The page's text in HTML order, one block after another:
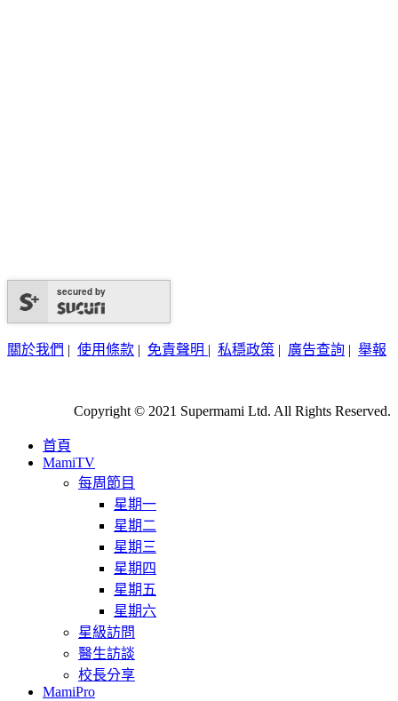
secured by
關於我們 | 使用條款 | 免責聲明 | 私穩政策 | 廣告查詢 | 舉報
Copyright © 2021 Supermami Ltd. All Rights Reserved.
首頁
MamiTV
每周節目
星期一
星期二
星期三
星期四
星期五
星期六
星級訪問
醫生訪談
校長分享
MamiPro